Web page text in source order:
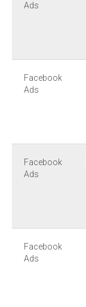
Ads
Facebook
Ads
Facebook
Ads
Facebook
Ads